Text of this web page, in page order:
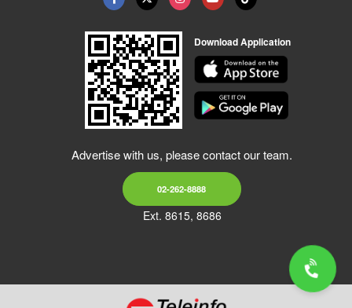
Download Application
Advertise with us, please contact our team.
02-262-8888
Ext. 8615, 8686